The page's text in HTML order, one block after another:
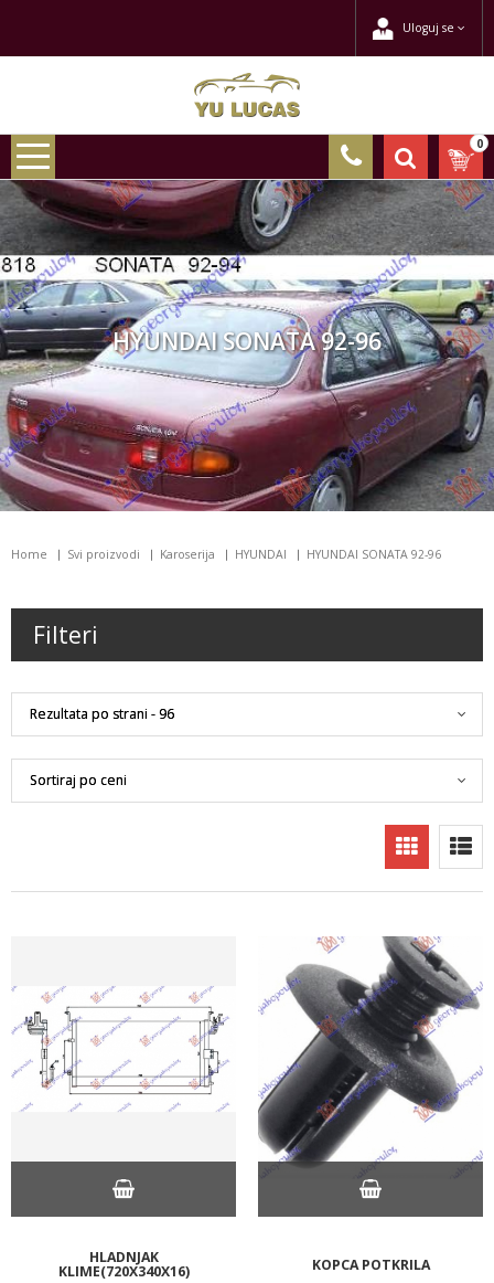
Uloguj se
0
HYUNDAI SONATA 92-96
Home Svi proizvodi Karoserija HYUNDAI HYUNDAI SONATA 92-96
Filteri
HLADNJAK
KLIME(720X340X16) KOPCA POTKRILA